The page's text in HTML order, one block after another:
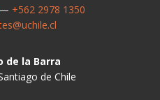
— +562 2978 1350
de la Barra
de Chile